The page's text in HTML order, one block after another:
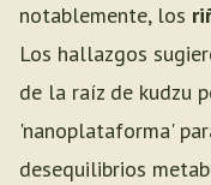
notablemente, los
Los hallazgos
de la raíz de kudzu
'nanoplataforma'
desequilibrios